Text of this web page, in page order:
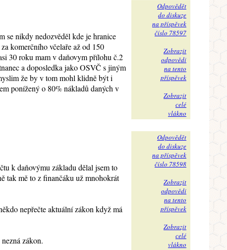
se nikdy nedozvěděl kde je hranice
komerčního včelaře až od 150
30 roku mam v daňovym přílohu č.2
a doposledka jako OSVČ s jiným
že by v tom mohl klidně být i
ponížený o 80% nákladů daných v
Odpovědět
do diskuze
na příspěvek
číslo 78597
Zobrazit
odpovědi
na tento
příspěvek
Zobrazit
celé
vlákno
k daňovýmu základu dělal jsem to
tak mě to z finančáku už mnohokrát
nepřečte aktuální zákon když má
zákon.
Odpovědět
do diskuze
na příspěvek
číslo 78598
Zobrazit
odpovědi
na tento
příspěvek
Zobrazit
celé
vlákno